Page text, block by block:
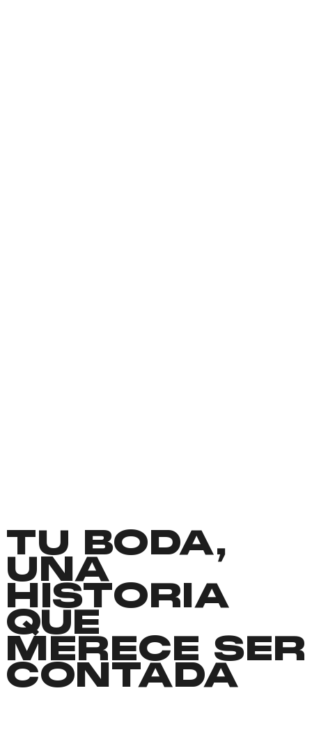
TU BODA,
UNA
HISTORIA
QUE
MERECE SER
CONTADA